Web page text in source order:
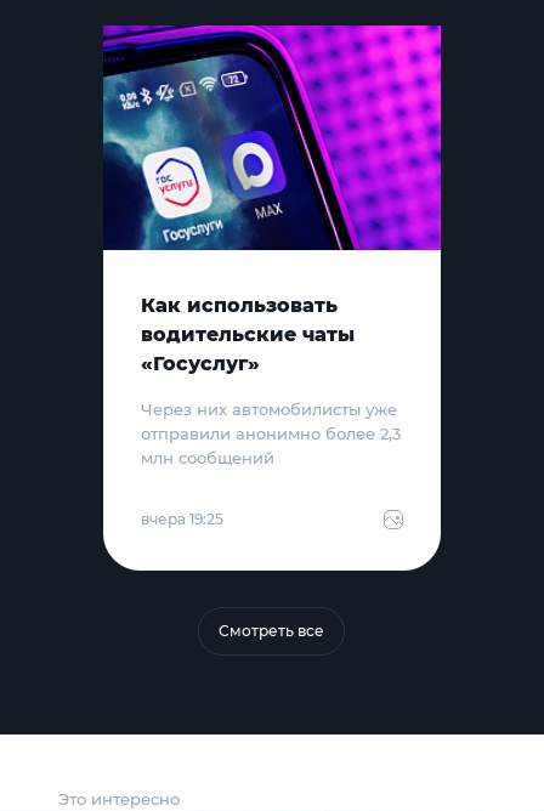
Это интересно
Как использовать
водительские чаты
«Госуслуг»
Через них автомобилисты уже
отправили анонимно более 2,3
млн сообщений
вчера 19:25
Смотреть все